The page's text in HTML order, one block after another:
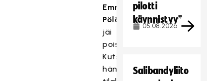
Emmi
Pölönen
jäi
pois.
Kutsun
hänen
pilotti
käynnistyy”
05.08.2026
Salibandyliito